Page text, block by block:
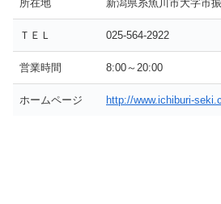
所在地 新潟県糸魚川市大字市
ＴＥＬ 025-564-2922
営業時間 8:00～20:00
ホームページ http://www.ichiburi-